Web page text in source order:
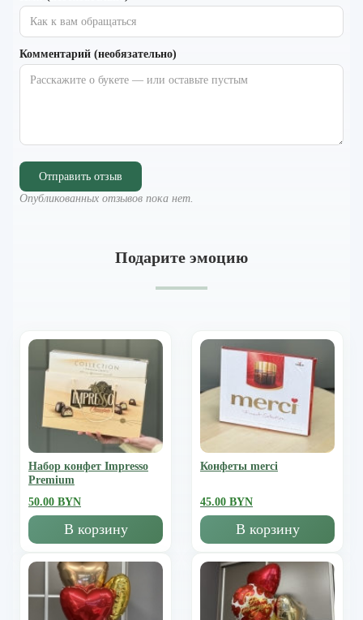
Комментарий (необязательно)
Отправить отзыв
Опубликованных отзывов пока нет.
Подарите эмоцию
Набор конфет Impresso
Premium
50.00 BYN
В корзину
Конфеты merci
45.00 BYN
В корзину